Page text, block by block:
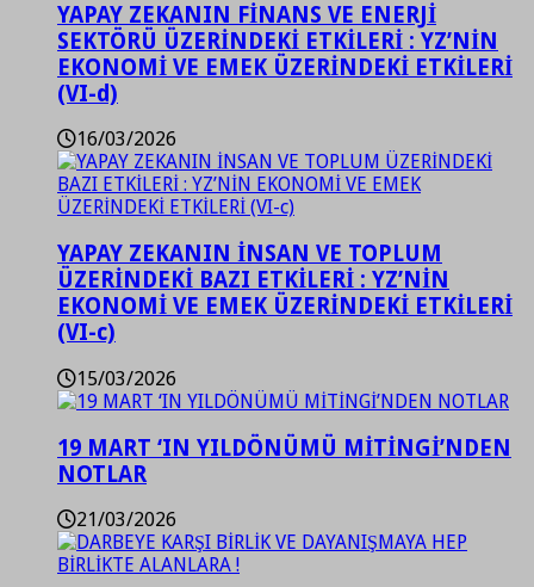
YAPAY ZEKANIN FİNANS VE ENERJİ
SEKTÖRÜ ÜZERİNDEKİ ETKİLERİ : YZ’NİN
EKONOMİ VE EMEK ÜZERİNDEKİ ETKİLERİ
(VI-d)
16/03/2026
YAPAY ZEKANIN İNSAN VE TOPLUM
ÜZERİNDEKİ BAZI ETKİLERİ : YZ’NİN
EKONOMİ VE EMEK ÜZERİNDEKİ ETKİLERİ
(VI-c)
15/03/2026
19 MART ‘IN YILDÖNÜMÜ MİTİNGİ’NDEN
NOTLAR
21/03/2026